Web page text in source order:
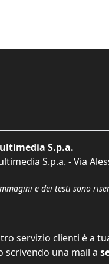
S.p.a.
S.p.a. - Via
e dei testi sono
servizio clienti è a
scrivendo una mail a